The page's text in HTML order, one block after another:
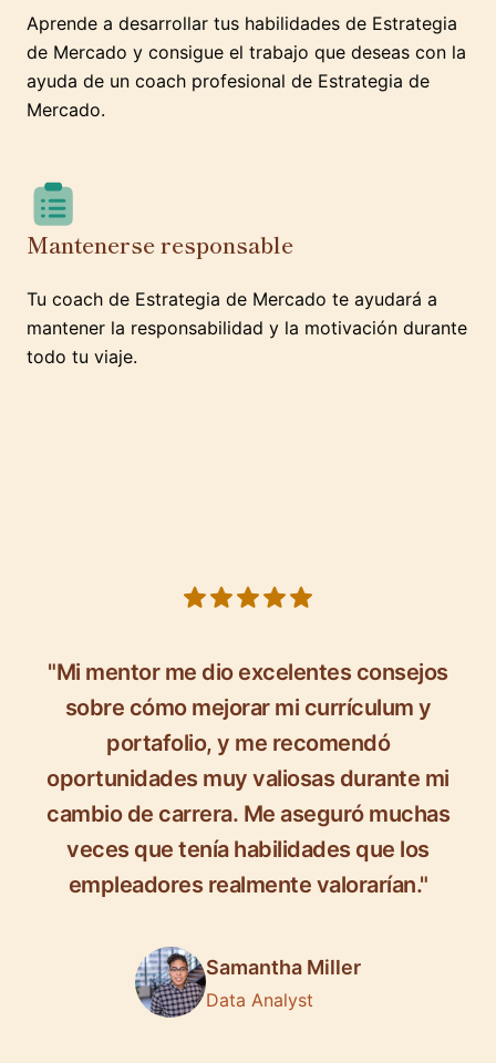
Aprende a desarrollar tus habilidades de Estrategia
de Mercado y consigue el trabajo que deseas con la
ayuda de un coach profesional de Estrategia de
Mercado.
Mantenerse responsable
Tu coach de Estrategia de Mercado te ayudará a
mantener la responsabilidad y la motivación durante
todo tu viaje.
"Mi mentor me dio excelentes consejos
sobre cómo mejorar mi currículum y
portafolio, y me recomendó
oportunidades muy valiosas durante mi
cambio de carrera. Me aseguró muchas
veces que tenía habilidades que los
empleadores realmente valorarían."
Samantha Miller
Data Analyst